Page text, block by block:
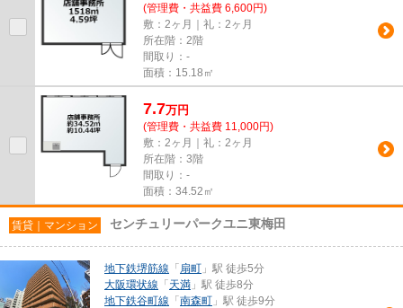
(管理費・共益費 6,600円)
敷：2ヶ月｜礼：2ヶ月
所在階：2階
間取り：-
面積：15.18㎡
7.7万円
(管理費・共益費 11,000円)
敷：2ヶ月｜礼：2ヶ月
所在階：3階
間取り：-
面積：34.52㎡
賃貸｜マンション センチュリーパークユニ東梅田
地下鉄堺筋線 「 扇町 」駅 徒歩5分
大阪環状線 「 天満 」駅 徒歩8分
地下鉄谷町線 「 南森町 」駅 徒歩9分